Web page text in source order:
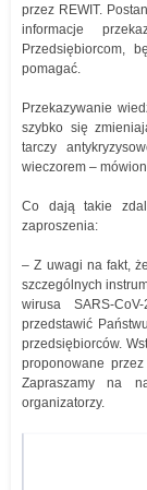
przez REWIT.
informacje
Przedsiębiorcom,
pomagać.
Przekazywanie
szybko się
tarczy
wieczorem –
Co dają takie
zaproszenia:
– Z uwagi na fakt,
szczególnych
wirusa SARS-
przedstawić
przedsiębiorców.
proponowane
Zapraszamy na
organizatorzy.